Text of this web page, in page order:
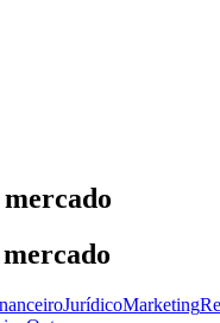
JurídicoMarketing